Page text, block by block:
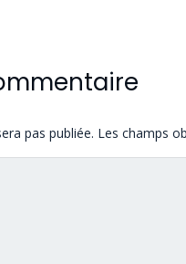
pas publiée. Les champs